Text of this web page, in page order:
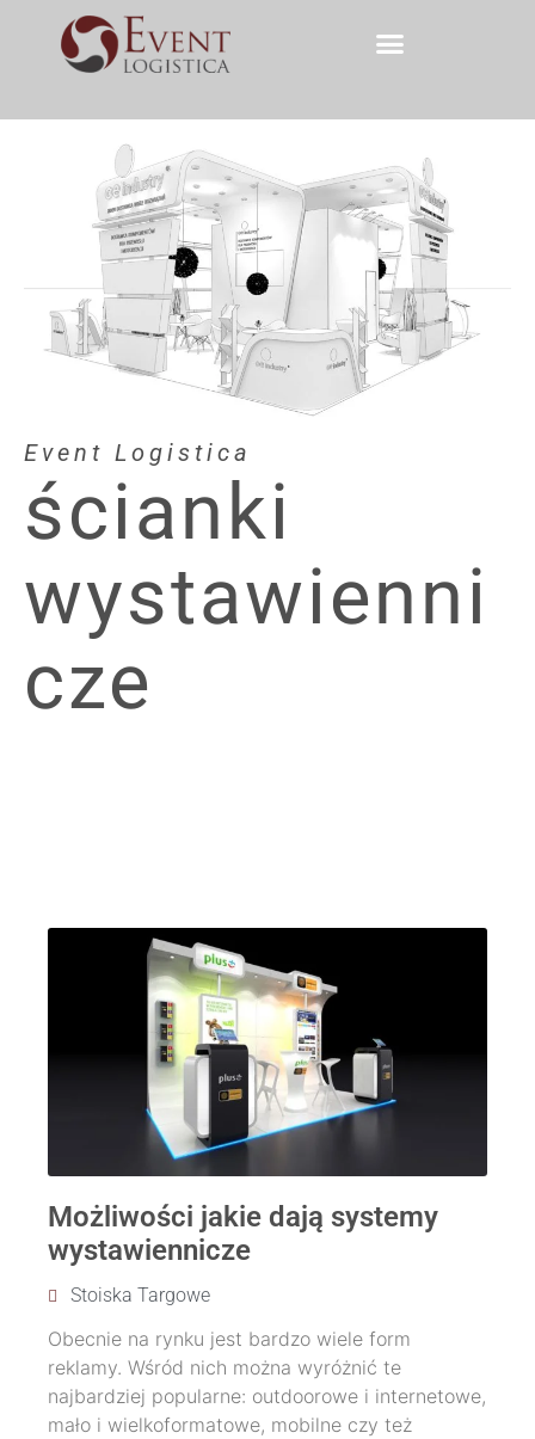
Event Logistica
ścianki
wystawienni
cze
Możliwości jakie dają systemy
wystawiennicze
Stoiska Targowe
Obecnie na rynku jest bardzo wiele form
reklamy. Wśród nich można wyróżnić te
najbardziej popularne: outdoorowe i internetowe,
mało i wielkoformatowe, mobilne czy też